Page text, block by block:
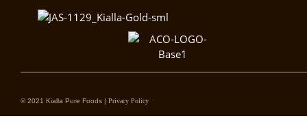
© 2021 Kialla Pure Foods | Privacy Policy